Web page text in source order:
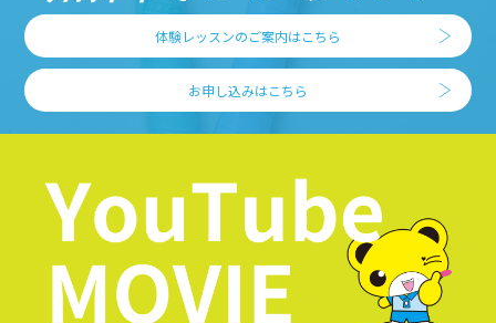
体験レッスンのご案内はこちら
お申し込みはこちら